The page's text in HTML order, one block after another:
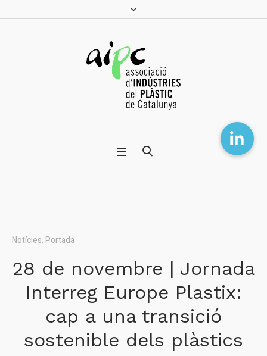
Notícies, Portada
28 de novembre | Jornada
Interreg Europe Plastix:
cap a una transició
sostenible dels plàstics